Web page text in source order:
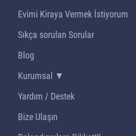
Evimi Kiraya Vermek İstiyorum
Sıkça sorulan Sorular
Blog
Kurumsal ▼
Yardım / Destek
Bize Ulaşın